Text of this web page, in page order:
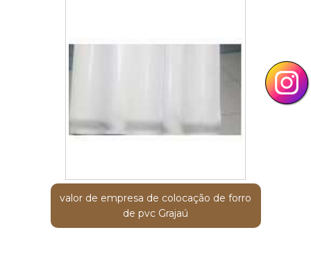
valor de empresa de colocação de forro
de pvc Grajaú